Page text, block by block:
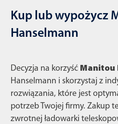
Kup lub wypożycz
Hanselmann
Decyzja na korzyść Manitou
Hanselmann i skorzystaj z
rozwiązania, które jest
potrzeb Twojej firmy. Zakup
zwrotnej ładowarki